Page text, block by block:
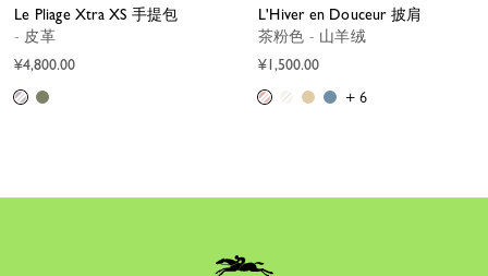
Le Pliage Xtra XS 手提包
- 皮革
¥4,800.00
L'Hiver en Douceur 披肩
茶粉色 - 山羊绒
¥1,500.00
+ 6